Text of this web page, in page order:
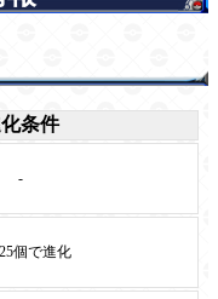
条件
-
個で進化